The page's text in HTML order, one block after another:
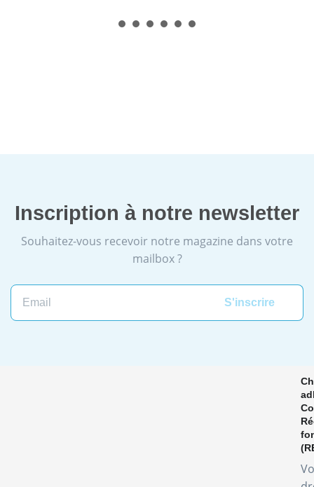
Inscription à notre newsletter
Souhaitez-vous recevoir notre magazine dans votre
mailbox ?